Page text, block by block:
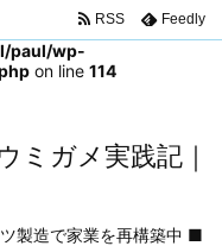
paul/wp-
on line 114
ミガメ実践記｜
製造で家業を再構築中 ■
RSS Feedly